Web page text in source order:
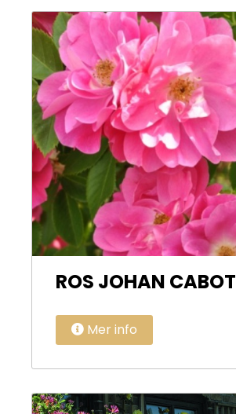
ROS JOHAN CABOT
Mer info